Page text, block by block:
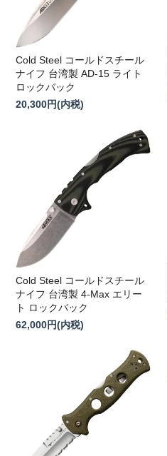
Cold Steel コールドスチール
ナイフ 台湾製 AD-15 ライト
ロックバック
20,300円(内税)
Cold Steel コールドスチール
ナイフ 台湾製 4-Max エリー
ト ロックバック
62,000円(内税)